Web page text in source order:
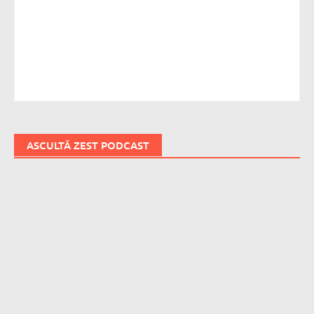
ASCULTĂ ZEST PODCAST